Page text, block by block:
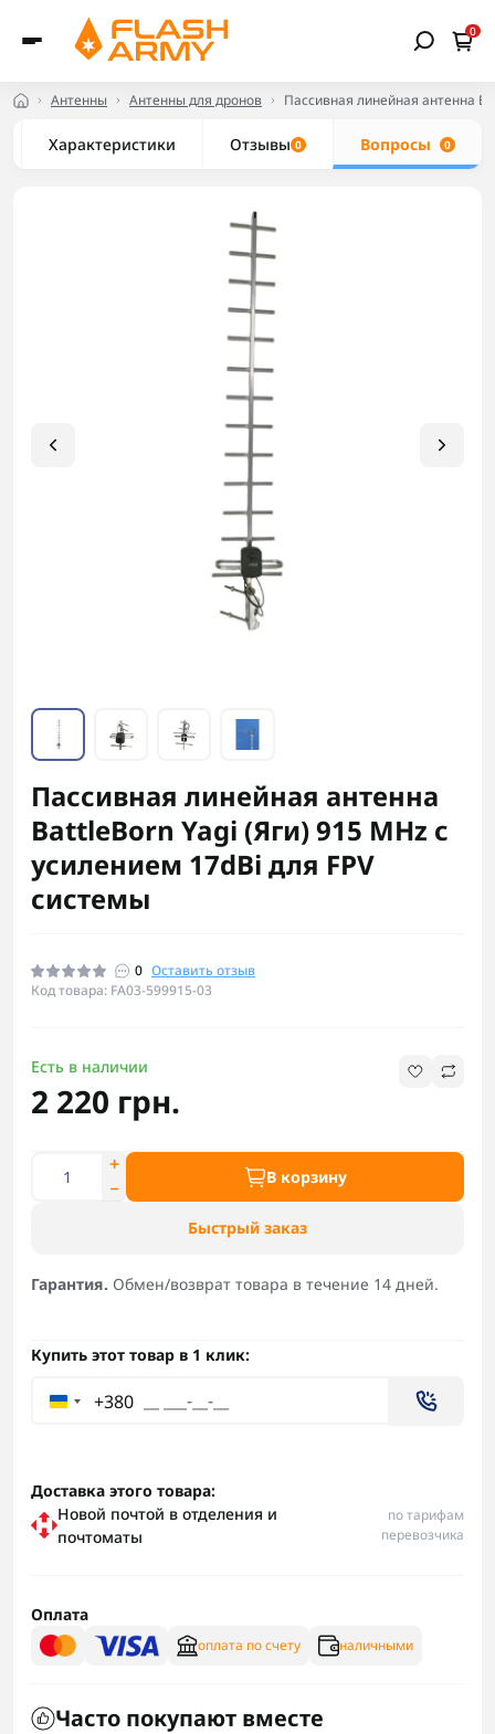
0
Антенны Антенны для дронов Пассивная линейная антенна
Характеристики Отзывы 0 Вопросы 0
Пассивная линейная антенна
BattleBorn Yagi (Яги) 915 MHz с
усилением 17dBi для FPV
системы
0 Оставить отзыв
Код товара: FA03-599915-03
Есть в наличии
2 220 грн.
В корзину
Быстрый заказ
Гарантия. Обмен/возврат товара в течение 14 дней.
Купить этот товар в 1 клик:
+380
Доставка этого товара:
Новой почтой в отделения и
почтоматы
по тарифам
перевозчика
Оплата
оплата по счету наличными
Часто покупают вместе